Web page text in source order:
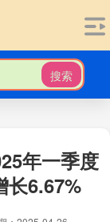
搜索
年一季度
长6.67%